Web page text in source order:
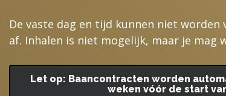
De vaste dag en tijd kunnen niet
af. Inhalen is niet mogelijk, maar je mag
Let op: Baancontracten worden
weken vóór de start